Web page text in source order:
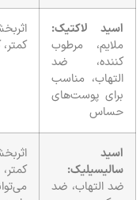
لاکتیک:
مرطوب
ضد
مناسب
پوست‌های
اثربخشی
کمتر، کندتر
التهاب، ضد
اثربخشی
می‌تواند